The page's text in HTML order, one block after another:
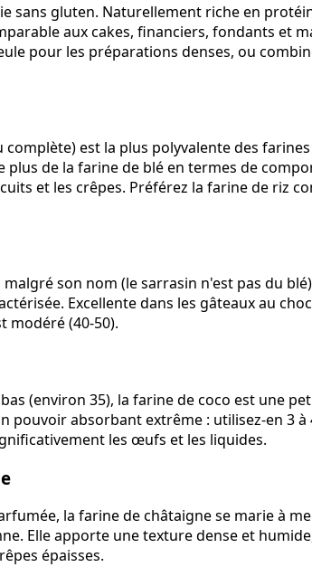
sans gluten. Naturellement riche en
aux cakes, financiers, fondants et
pour les préparations denses, ou
complète) est la plus polyvalente des
plus de la farine de blé en termes de
et les crêpes. Préférez la farine de riz
son nom (le sarrasin n'est pas du
Excellente dans les gâteaux au
modéré (40-50).
(environ 35), la farine de coco est une
pouvoir absorbant extrême : utilisez-en 3
les œufs et les liquides.
la farine de châtaigne se marie à
Elle apporte une texture dense et
épaisses.